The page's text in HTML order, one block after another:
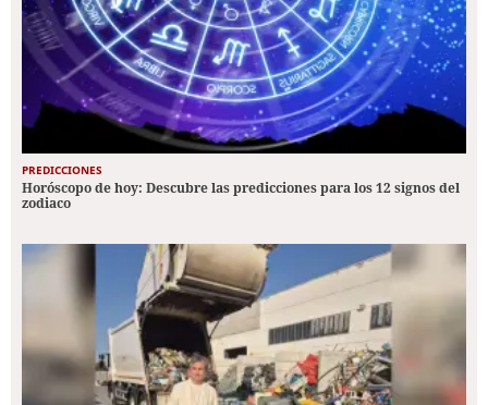
PREDICCIONES
Horóscopo de hoy: Descubre las predicciones para los 12 signos del
zodiaco